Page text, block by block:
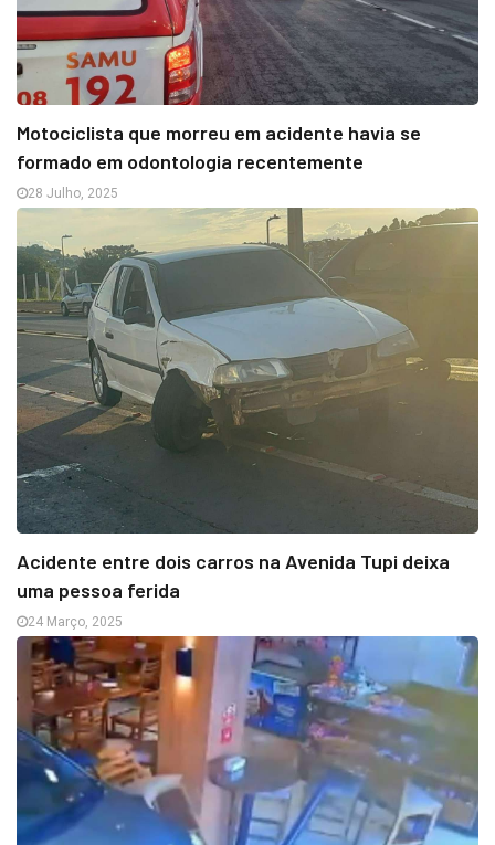
Motociclista que morreu em acidente havia se
formado em odontologia recentemente
28 Julho, 2025
Acidente entre dois carros na Avenida Tupi deixa
uma pessoa ferida
24 Março, 2025